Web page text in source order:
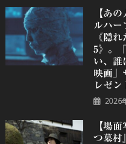
【あ
ルハー
《隠
5》。
い、誰
映画」
レゼン
2026
【場
つ墓村